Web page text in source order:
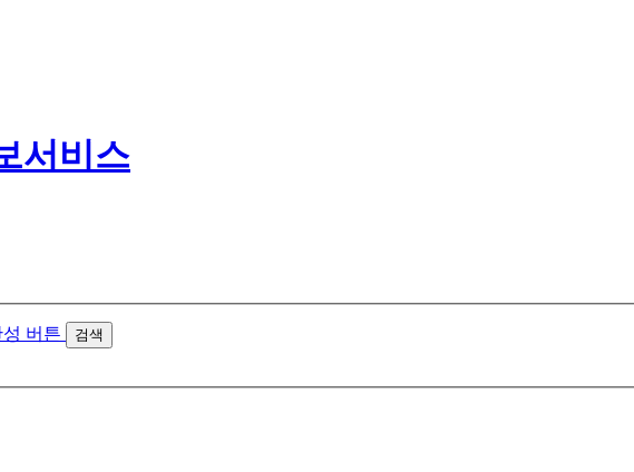
검색